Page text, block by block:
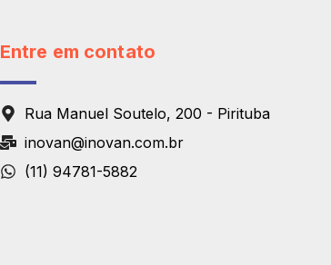
Entre em contato
Rua Manuel Soutelo, 200 - Pirituba
inovan@inovan.com.br
(11) 94781-5882